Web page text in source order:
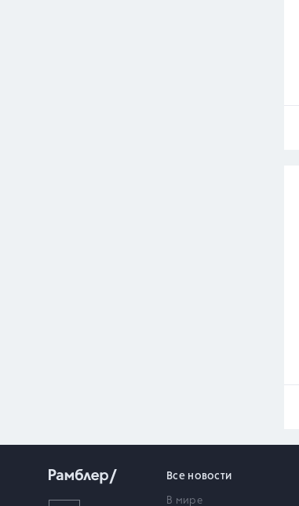
Все новости
В мире